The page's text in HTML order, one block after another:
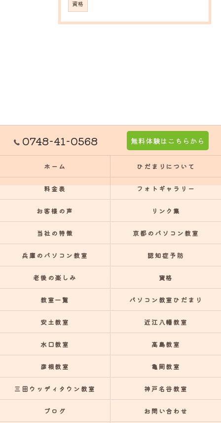
資格
0748-41-0568 無料体験はこちらから
ホーム ひだまりについて
料金表 フォトギャラリー
お客様の声 リンク集
当社の特徴 京都のパソコン教室
兵庫のパソコン教室 認知症予防
老後の楽しみ 資格
教室一覧 パソコン教室ひだまり
安土教室 近江八幡教室
水口教室 高島教室
彦根教室 亀岡教室
三田ウッディタウン教室 神戸名谷教室
ブログ お問い合わせ